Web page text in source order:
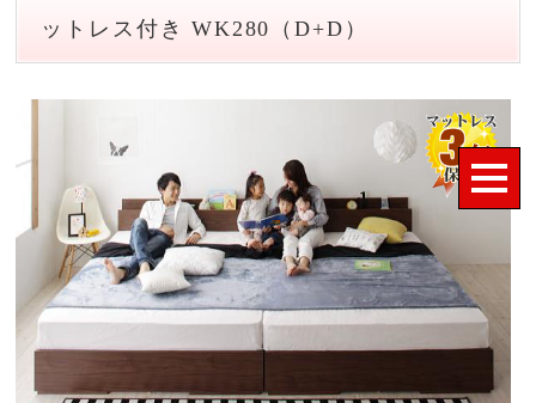
ットレス付き WK280（D+D）